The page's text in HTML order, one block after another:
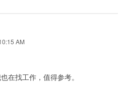
AM
在找工作，值得参考。